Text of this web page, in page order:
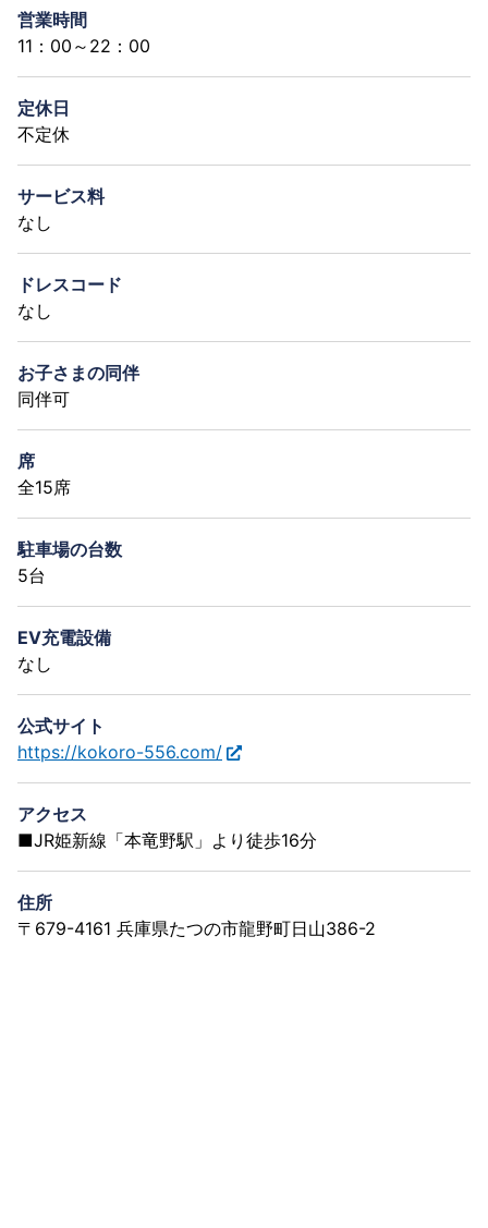
営業時間
11：00～22：00
定休日
不定休
サービス料
なし
ドレスコード
なし
お子さまの同伴
同伴可
席
全15席
駐車場の台数
5台
EV充電設備
なし
公式サイト
https://kokoro-556.com/
アクセス
■JR姫新線「本竜野駅」より徒歩16分
住所
〒679-4161 兵庫県たつの市龍野町日山386-2